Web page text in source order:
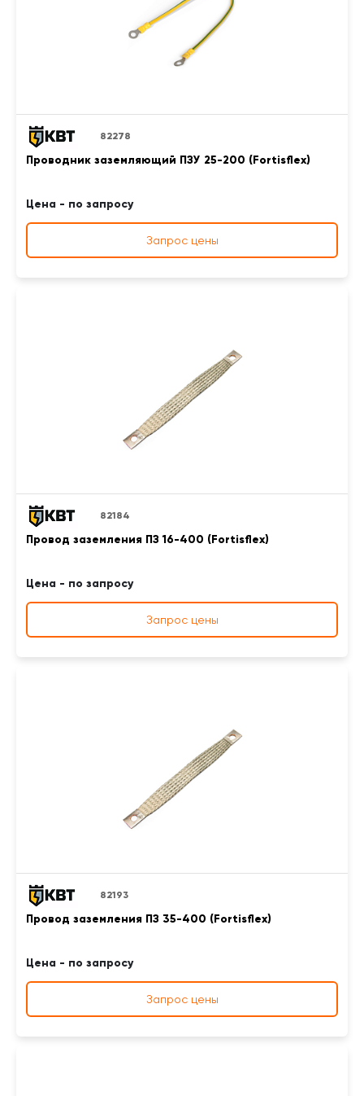
82278
Проводник заземляющий ПЗУ 25-200 (Fortisflex)
Цена - по запросу
Запрос цены
82184
Провод заземления ПЗ 16-400 (Fortisflex)
Цена - по запросу
Запрос цены
82193
Провод заземления ПЗ 35-400 (Fortisflex)
Цена - по запросу
Запрос цены